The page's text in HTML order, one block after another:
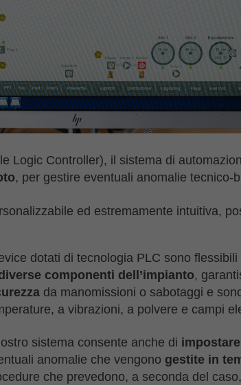
Logic Controller), il sistema di
, per gestire eventuali anomalie tecnico-
ed estremamente intuitiva,
dotati di tecnologia PLC sono
componenti dell’impianto,
da manomissioni o sabotaggi e
a vibrazioni, a polvere e campi
sistema consente anche di
anomalie che vengono gestite in
che prevedono, a seconda del caso,